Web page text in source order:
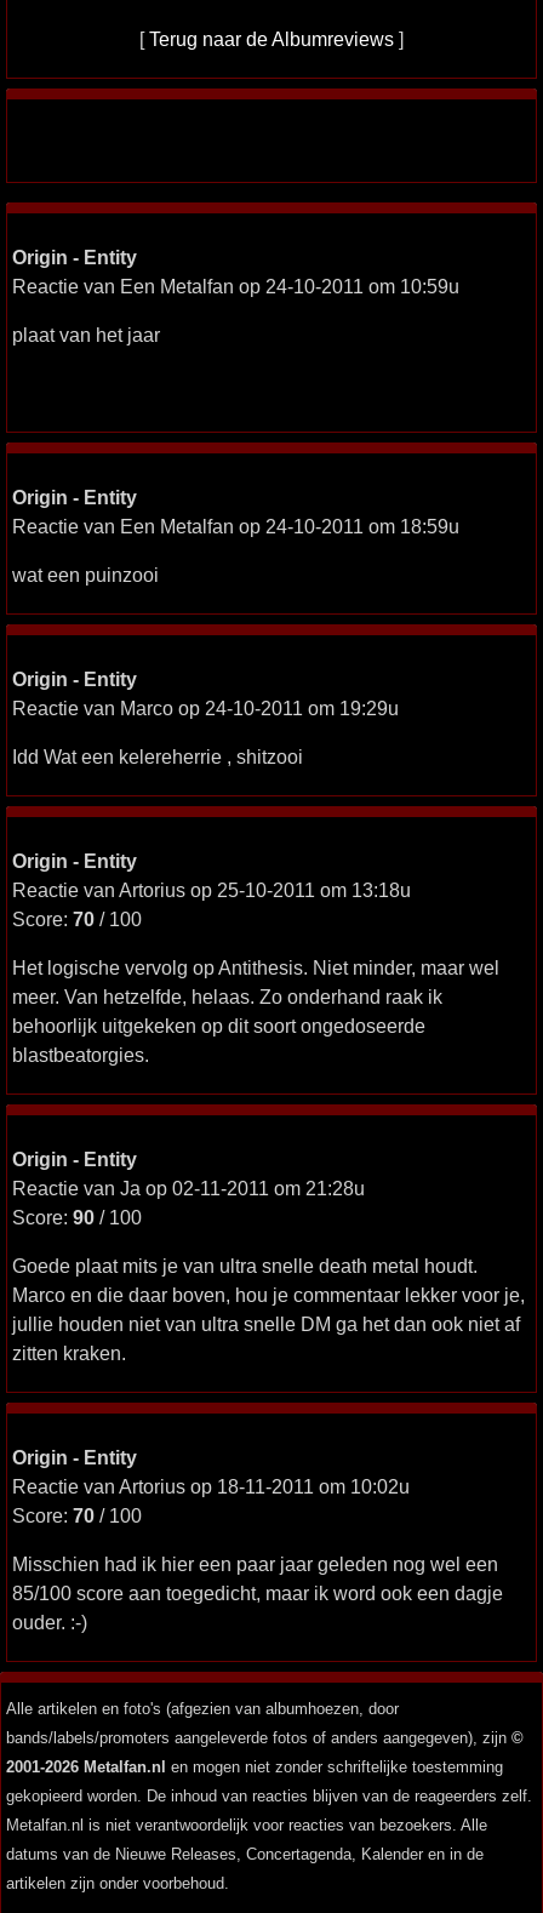
[Terug naar de Albumreviews ]
Origin - Entity
Reactie van Een Metalfan op 24-10-2011 om 10:59u
plaat van het jaar
Origin - Entity
Reactie van Een Metalfan op 24-10-2011 om 18:59u
wat een puinzooi
Origin - Entity
Reactie van Marco op 24-10-2011 om 19:29u
Idd Wat een kelereherrie , shitzooi
Origin - Entity
Reactie van Artorius op 25-10-2011 om 13:18u
Score: 70 / 100
Het logische vervolg op Antithesis. Niet minder, maar wel
meer. Van hetzelfde, helaas. Zo onderhand raak ik
behoorlijk uitgekeken op dit soort ongedoseerde
blastbeatorgies.
Origin - Entity
Reactie van Ja op 02-11-2011 om 21:28u
Score: 90 / 100
Goede plaat mits je van ultra snelle death metal houdt.
Marco en die daar boven, hou je commentaar lekker voor je,
jullie houden niet van ultra snelle DM ga het dan ook niet af
zitten kraken.
Origin - Entity
Reactie van Artorius op 18-11-2011 om 10:02u
Score: 70 / 100
Misschien had ik hier een paar jaar geleden nog wel een
85/100 score aan toegedicht, maar ik word ook een dagje
ouder. :-)
Alle artikelen en foto's (afgezien van albumhoezen, door
bands/labels/promoters aangeleverde fotos of anders aangegeven), zijn ©
2001-2026 Metalfan.nl en mogen niet zonder schriftelijke toestemming
gekopieerd worden. De inhoud van reacties blijven van de reageerders zelf.
Metalfan.nl is niet verantwoordelijk voor reacties van bezoekers. Alle
datums van de Nieuwe Releases, Concertagenda, Kalender en in de
artikelen zijn onder voorbehoud.